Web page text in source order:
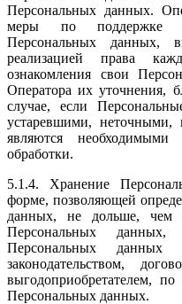
Персональных данных.
меры по поддержке
Персональных данных,
реализацией права
ознакомления свои
Оператора их уточнения,
случае, если
устаревшими,
являются
обработки.
5.1.4. Хранение
форме, позволяющей
данных, не дольше, чем
Персональных
Персональных данных
законодательством,
выгодоприобретателем, по
Персональных данных.